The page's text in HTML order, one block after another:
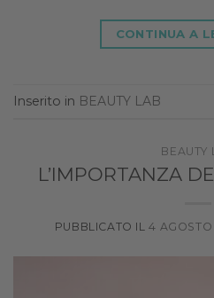
CONTINUA A
Inserito in BEAUTY LAB
BEAUTY
L’IMPORTANZA
PUBBLICATO IL4